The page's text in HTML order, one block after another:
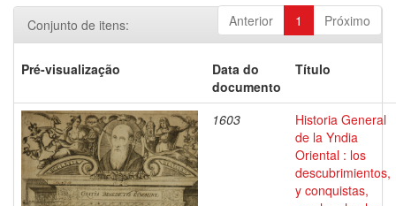
Anterior 1 Próximo
Conjunto de itens:
Pré-visualização
Data do
documento
Título
1603
Historia General
de la Yndia
Oriental : los
descubrimientos,
y conquistas,